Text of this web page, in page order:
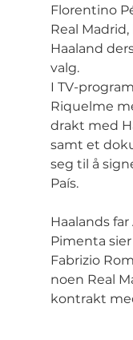
Florentino
Real
Haaland
valg.
I TV-
Riquelme
drakt med
samt et
seg til å
País.
Haalands
Pimenta
Fabrizio
noen Real
kontrakt